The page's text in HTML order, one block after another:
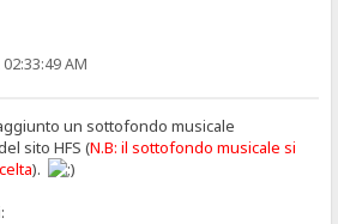
AM
un sottofondo musicale
sito HFS (N.B: il sottofondo musicale si
).